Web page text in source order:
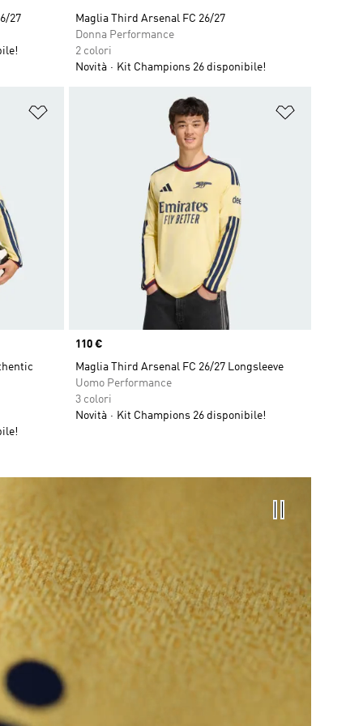
27
Maglia Third Arsenal FC 26/27
Donna Performance
2 colori
Novità
Kit Champions 26 disponibile!
Aggiungi alla lista dei desideri
Price
110 €
Maglia Third Arsenal FC 26/27 Longsleeve
Uomo Performance
3 colori
Novità
Kit Champions 26 disponibile!